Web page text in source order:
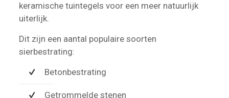
keramische tuintegels voor een meer natuurlijk
uiterlijk.
Dit zijn een aantal populaire soorten
sierbestrating:
Betonbestrating
Getrommelde stenen